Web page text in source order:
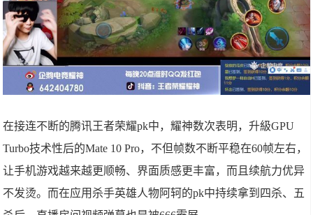
在接连不断的腾讯王者荣耀pk中，耀神数次表明，升級GPU
Turbo技术性后的Mate 10 Pro，不但帧数不断平稳在60帧左右，
让手机游戏越来越更顺畅、界面质感更丰富，而且续航力优异
不发烫。而在应用杀手英雄人物阿轲的pk中持续拿到四杀、五